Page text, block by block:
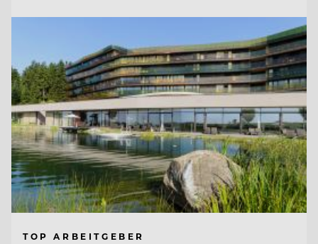
TOP ARBEITGEBER